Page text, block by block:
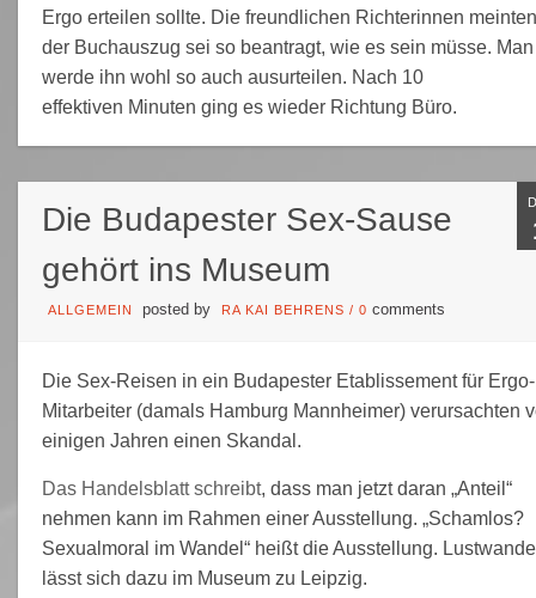
Ergo erteilen sollte. Die freundlichen Richterinnen
der Buchauszug sei so beantragt, wie es sein müsse. Man
werde ihn wohl so auch ausurteilen. Nach 10
effektiven Minuten ging es wieder Richtung Büro.
Die Budapester Sex-Sause
gehört ins Museum
ALLGEMEIN posted by RA KAI BEHRENS / 0 comments
Die Sex-Reisen in ein Budapester Etablissement für Ergo-
Mitarbeiter (damals Hamburg Mannheimer) verursachten
einigen Jahren einen Skandal.
Das Handelsblatt schreibt, dass man jetzt daran „Anteil“
nehmen kann im Rahmen einer Ausstellung. „Schamlos?
Sexualmoral im Wandel“ heißt die Ausstellung.
lässt sich dazu im Museum zu Leipzig.